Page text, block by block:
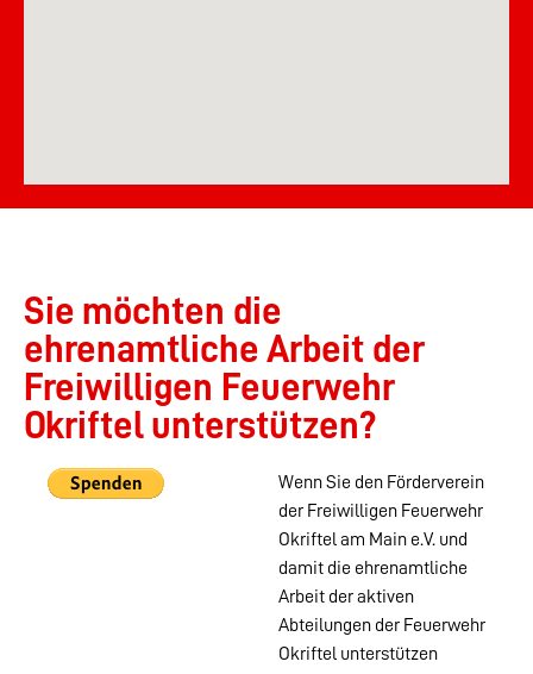
Sie möchten die
ehrenamtliche Arbeit der
Freiwilligen Feuerwehr
Okriftel unterstützen?
Wenn Sie den Förderverein
der Freiwilligen Feuerwehr
Okriftel am Main e.V. und
damit die ehrenamtliche
Arbeit der aktiven
Abteilungen der Feuerwehr
Okriftel unterstützen